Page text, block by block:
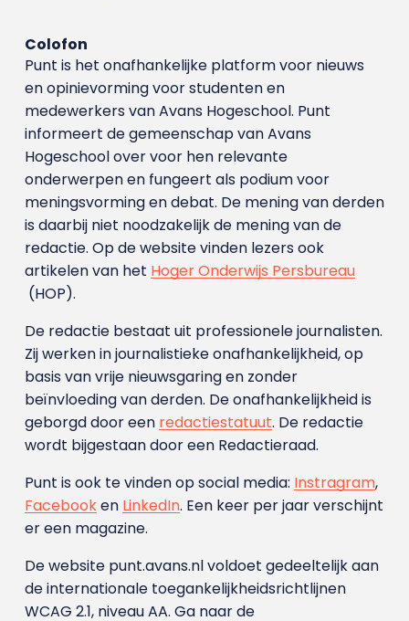
Colofon
Punt is het onafhankelijke platform voor nieuws
en opinievorming voor studenten en
medewerkers van Avans Hoge­school. Punt
informeert de gemeenschap van Avans
Hogeschool over voor hen relevante
onderwerpen en fungeert als podium voor
meningsvorming en debat. De mening van derden
is daarbij niet noodzakelijk de mening van de
redactie. Op de website vinden lezers ook
artikelen van het Hoger Onderwijs Persbureau
(HOP).
De redactie bestaat uit professionele journalisten.
Zij werken in journalistieke onafhankelijkheid, op
basis van vrije nieuwsgaring en zonder
beïnvloeding van derden. De onafhankelijkheid is
geborgd door een redactiestatuut. De redactie
wordt bijgestaan door een Redactieraad.
Punt is ook te vinden op social media: Instragram,
Facebooken LinkedIn. Een keer per jaar verschijnt
er een magazine.
De website punt.avans.nl voldoet gedeeltelijk aan
de internationale toegankelijkheidsrichtlijnen
WCAG 2.1, niveau AA. Ga naar de